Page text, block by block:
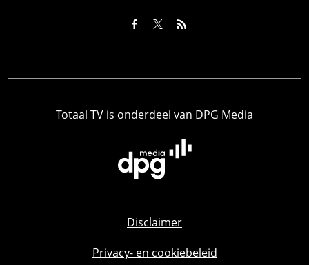
Totaal TV is onderdeel van DPG Media
Disclaimer
Privacy- en cookiebeleid